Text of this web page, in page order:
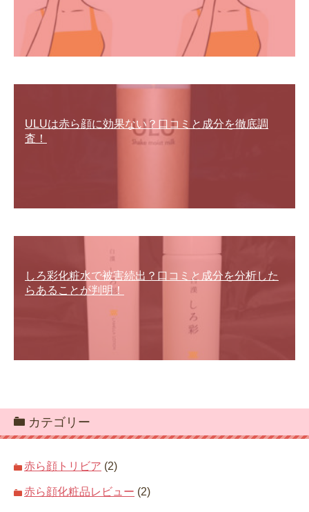
ULUは赤ら顔に効果ない？口コミと成分を徹底調
査！
しろ彩化粧水で被害続出？口コミと成分を分析した
らあることが判明！
カテゴリー
赤ら顔トリビア (2)
赤ら顔化粧品レビュー (2)